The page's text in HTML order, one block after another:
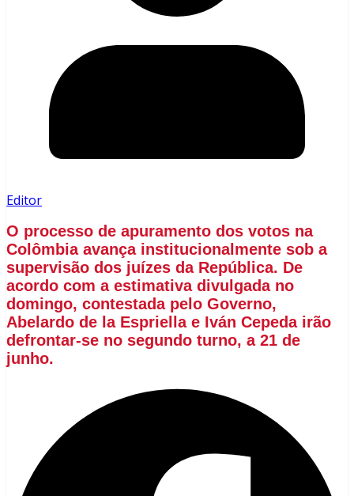
Editor
O processo de apuramento dos votos na
Colômbia avança institucionalmente sob a
supervisão dos juízes da República. De
acordo com a estimativa divulgada no
domingo, contestada pelo Governo,
Abelardo de la Espriella e Iván Cepeda irão
defrontar-se no segundo turno, a 21 de
junho.